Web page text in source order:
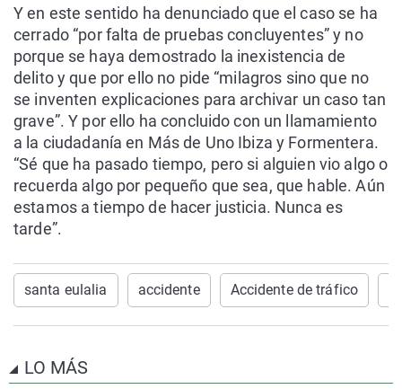
Y en este sentido ha denunciado que el caso se ha
cerrado “por falta de pruebas concluyentes” y no
porque se haya demostrado la inexistencia de
delito y que por ello no pide “milagros sino que no
se inventen explicaciones para archivar un caso tan
grave”. Y por ello ha concluido con un llamamiento
a la ciudadanía en Más de Uno Ibiza y Formentera.
“Sé que ha pasado tiempo, pero si alguien vio algo o
recuerda algo por pequeño que sea, que hable. Aún
estamos a tiempo de hacer justicia. Nunca es
tarde”.
santa eulalia accidente Accidente de tráfico
LO MÁS